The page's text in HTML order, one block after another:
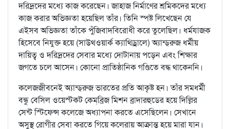
দরিদ্রদের মধ্যে কাজ করেছেন। জাহাজ নির্মাণের শ্রমিকদের মধ্যে
কাজ করার অভিজ্ঞতা হয়েছিল তাঁর। তিনি স্পষ্ট লিখেছেন যে
এইসব অভিজ্ঞতা তাঁকে পুঁজিবাদবিরোধী করে তুলেছিল। ধর্মযাজক
হিসেবে নিযুক্ত হয়ে (সাউথওয়ার্ক ক্যাথিড্রালে) অ্যান্ড্‌রুজ ধর্মীয়
দায়িত্ব ও দরিদ্রদের সেবার মধ্যে দোটানায় পড়েন এবং শিক্ষার
জগতে চলে আসেন। কোনো প্রাতিষ্ঠানিক গণ্ডিতে বদ্ধ থাকেননি।
কলেজজীবনেই অ্যান্ড্‌রুজ ভারতের প্রতি আকৃষ্ট হন। তাঁর সমধর্মী
বন্ধু বেসিল ওয়েস্টকট কেম্‌ব্রিজ মিশন ব্রাদারহুডের হয়ে দিল্লির
সেন্ট স্টিফেন্স কলেজে অধ্যাপনা করতে এসেছিলেন। সেখানে
অসুস্থ রোগীর সেবা করতে গিয়ে কলেরায় আক্রান্ত হয়ে মারা যান।